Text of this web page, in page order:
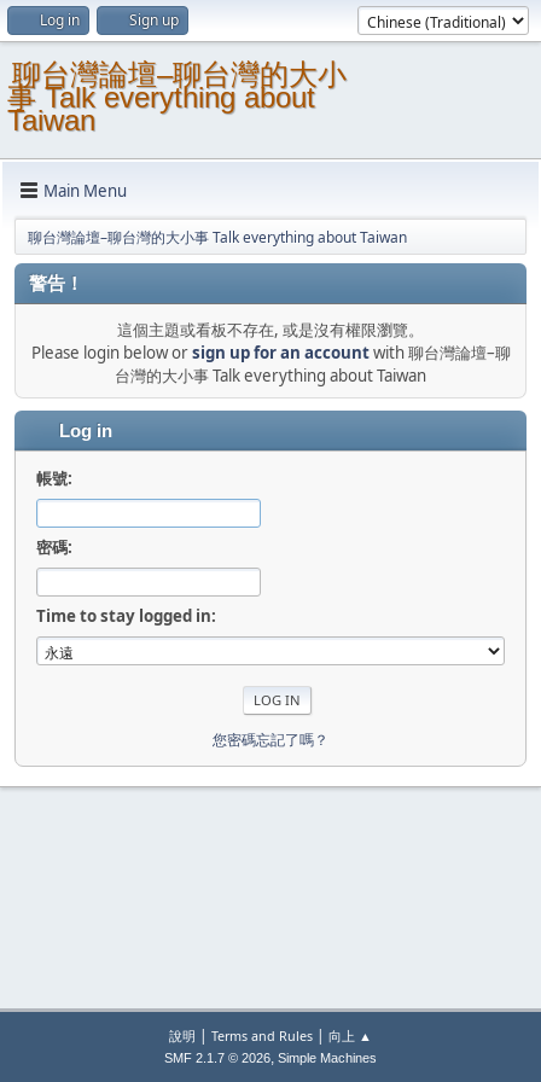
Log in Sign up
聊台灣論壇–聊台灣的大小
事 Talk everything about
Taiwan
Main Menu
聊台灣論壇–聊台灣的大小事 Talk everything about Taiwan
警告！
這個主題或看板不存在, 或是沒有權限瀏覽。
Please login below orsign up for an accountwith 聊台灣論壇–聊
台灣的大小事 Talk everything about Taiwan
Log in
帳號:
密碼:
Time to stay logged in:
您密碼忘記了嗎？
說明 | Terms and Rules | 向上 ▲
SMF 2.1.7 © 2026, Simple Machines